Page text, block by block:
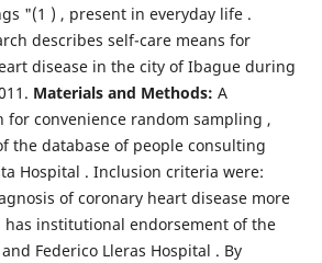
"(1 ) , present in everyday life .
describes self-care means for
disease in the city of Ibague during
Materials and Methods: A
for convenience random sampling ,
the database of people consulting
Hospital . Inclusion criteria were:
of coronary heart disease more
has institutional endorsement of the
Federico Lleras Hospital . By